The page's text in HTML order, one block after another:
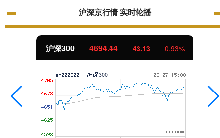
沪深京行情 实时轮播
北证50 1134.24 11.37 1.01%